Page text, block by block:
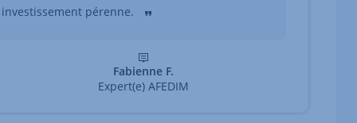
investissement pérenne.
Fabienne F.
Expert(e) AFEDIM